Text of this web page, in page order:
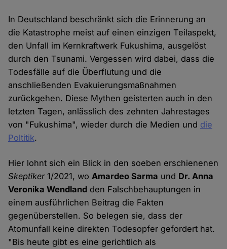
In Deutschland beschränkt sich die Erinnerung an
die Katastrophe meist auf einen einzigen Teilaspekt,
den Unfall im Kernkraftwerk Fukushima, ausgelöst
durch den Tsunami. Vergessen wird dabei, dass die
Todesfälle auf die Überflutung und die
anschließenden Evakuierungsmaßnahmen
zurückgehen. Diese Mythen geisterten auch in den
letzten Tagen, anlässlich des zehnten Jahrestages
von "Fukushima", wieder durch die Medien und die
Poltitik.
Hier lohnt sich ein Blick in den soeben erschienenen
Skeptiker1/2021, woAmardeo Sarma und Dr. Anna
Veronika Wendland den Falschbehauptungen in
einem ausführlichen Beitrag die Fakten
gegenüberstellen. So belegen sie, dass der
Atomunfall keine direkten Todesopfer gefordert hat.
"Bis heute gibt es eine gerichtlich als